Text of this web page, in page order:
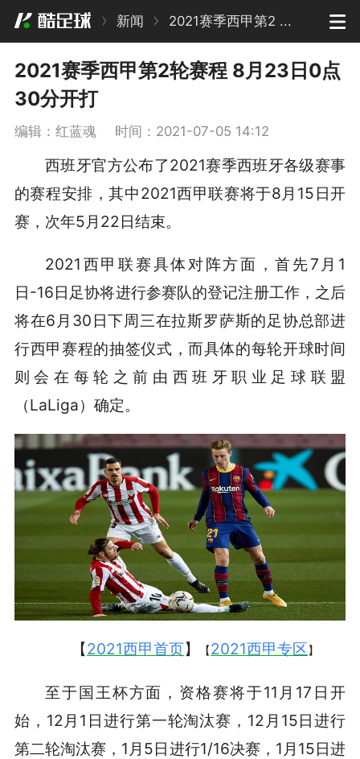
新闻 2021赛季西甲第2 ...
2021赛季西甲第2轮赛程 8月23日0点
30分开打
编辑：红蓝魂 时间：2021-07-05 14:12
西班牙官方公布了2021赛季西班牙各级赛事
的赛程安排，其中2021西甲联赛将于8月15日开
赛，次年5月22日结束。
2021西甲联赛具体对阵方面，首先7月1
日-16日足协将进行参赛队的登记注册工作，之后
将在6月30日下周三在拉斯罗萨斯的足协总部进
行西甲赛程的抽签仪式，而具体的每轮开球时间
则会在每轮之前由西班牙职业足球联盟
（LaLiga）确定。
【2021西甲首页】 【2021西甲专区】
至于国王杯方面，资格赛将于11月17日开
始，12月1日进行第一轮淘汰赛，12月15日进行
第二轮淘汰赛，1月5日进行1/16决赛，1月15日进